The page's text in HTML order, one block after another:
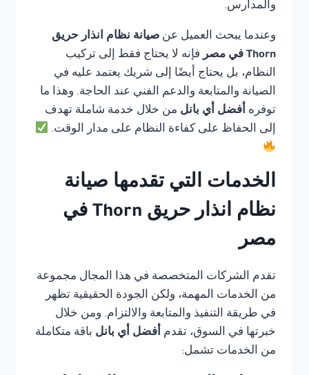
والمدارس.
وعندما يبحث العميل عن صيانة نظام انذار حريق
Thorn في مصر
فإنه لا يحتاج فقط إلى تركيب
النظام، بل يحتاج أيضًا إلى شريك يعتمد عليه في
الصيانة والمتابعة والدعم الفني عند الحاجة. وهذا ما
توفره أفضل أي بانل من خلال خدمة شاملة تهدف
إلى الحفاظ على كفاءة النظام على مدار الوقت.
الخدمات التي تقدمها صيانة
نظام انذار حريق Thorn في
مصر
تقدم الشركات المتخصصة في هذا المجال مجموعة
من الخدمات المهمة، ولكن الجودة الحقيقية تظهر
في طريقة التنفيذ والمتابعة والالتزام. ومن خلال
خبرتها في السوق، تقدم أفضل أي بانل باقة متكاملة
من الخدمات تشمل: